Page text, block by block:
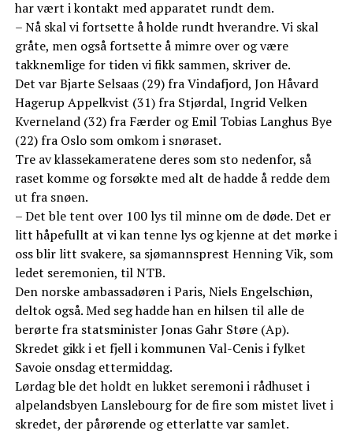
har vært i kontakt med apparatet rundt dem.
– Nå skal vi fortsette å holde rundt hverandre. Vi skal
gråte, men også fortsette å mimre over og være
takknemlige for tiden vi fikk sammen, skriver de.
Det var Bjarte Selsaas (29) fra Vindafjord, Jon Håvard
Hagerup Appelkvist (31) fra Stjørdal, Ingrid Velken
Kverneland (32) fra Færder og Emil Tobias Langhus Bye
(22) fra Oslo som omkom i snøraset.
Tre av klassekameratene deres som sto nedenfor, så
raset komme og forsøkte med alt de hadde å redde dem
ut fra snøen.
– Det ble tent over 100 lys til minne om de døde. Det er
litt håpefullt at vi kan tenne lys og kjenne at det mørke i
oss blir litt svakere, sa sjømannsprest Henning Vik, som
ledet seremonien, til NTB.
Den norske ambassadøren i Paris, Niels Engelschiøn,
deltok også. Med seg hadde han en hilsen til alle de
berørte fra statsminister Jonas Gahr Støre (Ap).
Skredet gikk i et fjell i kommunen Val-Cenis i fylket
Savoie onsdag ettermiddag.
Lørdag ble det holdt en lukket seremoni i rådhuset i
alpelandsbyen Lanslebourg for de fire som mistet livet i
skredet, der pårørende og etterlatte var samlet.